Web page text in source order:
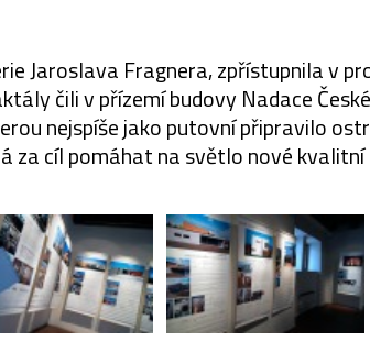
Jaroslava Fragnera, zpřístupnila v
čili v přízemí budovy Nadace
nejspíše jako putovní připravilo
za cíl pomáhat na světlo nové